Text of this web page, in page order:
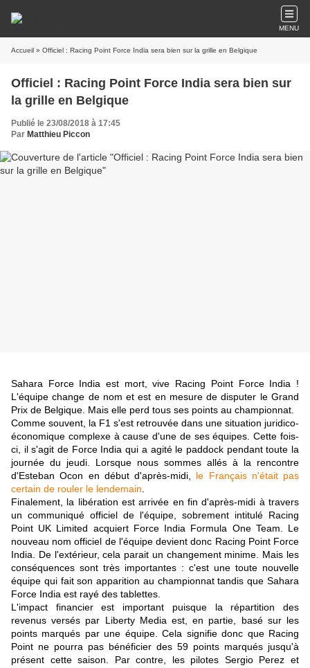
MENU
Accueil » Officiel : Racing Point Force India sera bien sur la grille en Belgique
Officiel : Racing Point Force India sera bien sur
la grille en Belgique
Publié le 23/08/2018 à 17:45
Par Matthieu Piccon
Sahara Force India est mort, vive Racing Point Force India !
L'équipe change de nom et est en mesure de disputer le Grand
Prix de Belgique. Mais elle perd tous ses points au championnat.
Comme souvent, la F1 s'est retrouvée dans une situation juridico-
économique complexe à cause d'une de ses équipes. Cette fois-
ci, il s'agit de Force India qui a agité le paddock pendant toute la
journée du jeudi. Lorsque nous sommes allés à la rencontre
d'Esteban Ocon en début d'après-midi, le Français n'était pas
certain de rouler le lendemain
Finalement, la libération est arrivée en fin d'après-midi à travers
un communiqué officiel de l'équipe, sobrement intitulé Racing
Point UK Limited acquiert Force India Formula One Team. Le
nouveau nom officiel de l'équipe devient donc Racing Point Force
India. De l'extérieur, cela parait un changement minime. Mais les
conséquences sont très importantes : c'est une toute nouvelle
équipe qui fait son apparition au championnat tandis que Sahara
Force India est rayé des tablettes.
L'impact financier est important puisque la répartition des
revenus versés par Liberty Media est, en partie, basé sur les
points marqués par une équipe. Cela signifie donc que Racing
Point ne pourra pas bénéficier des 59 points marqués jusqu'à
présent cette saison. Par contre, les pilotes Sergio Perez et